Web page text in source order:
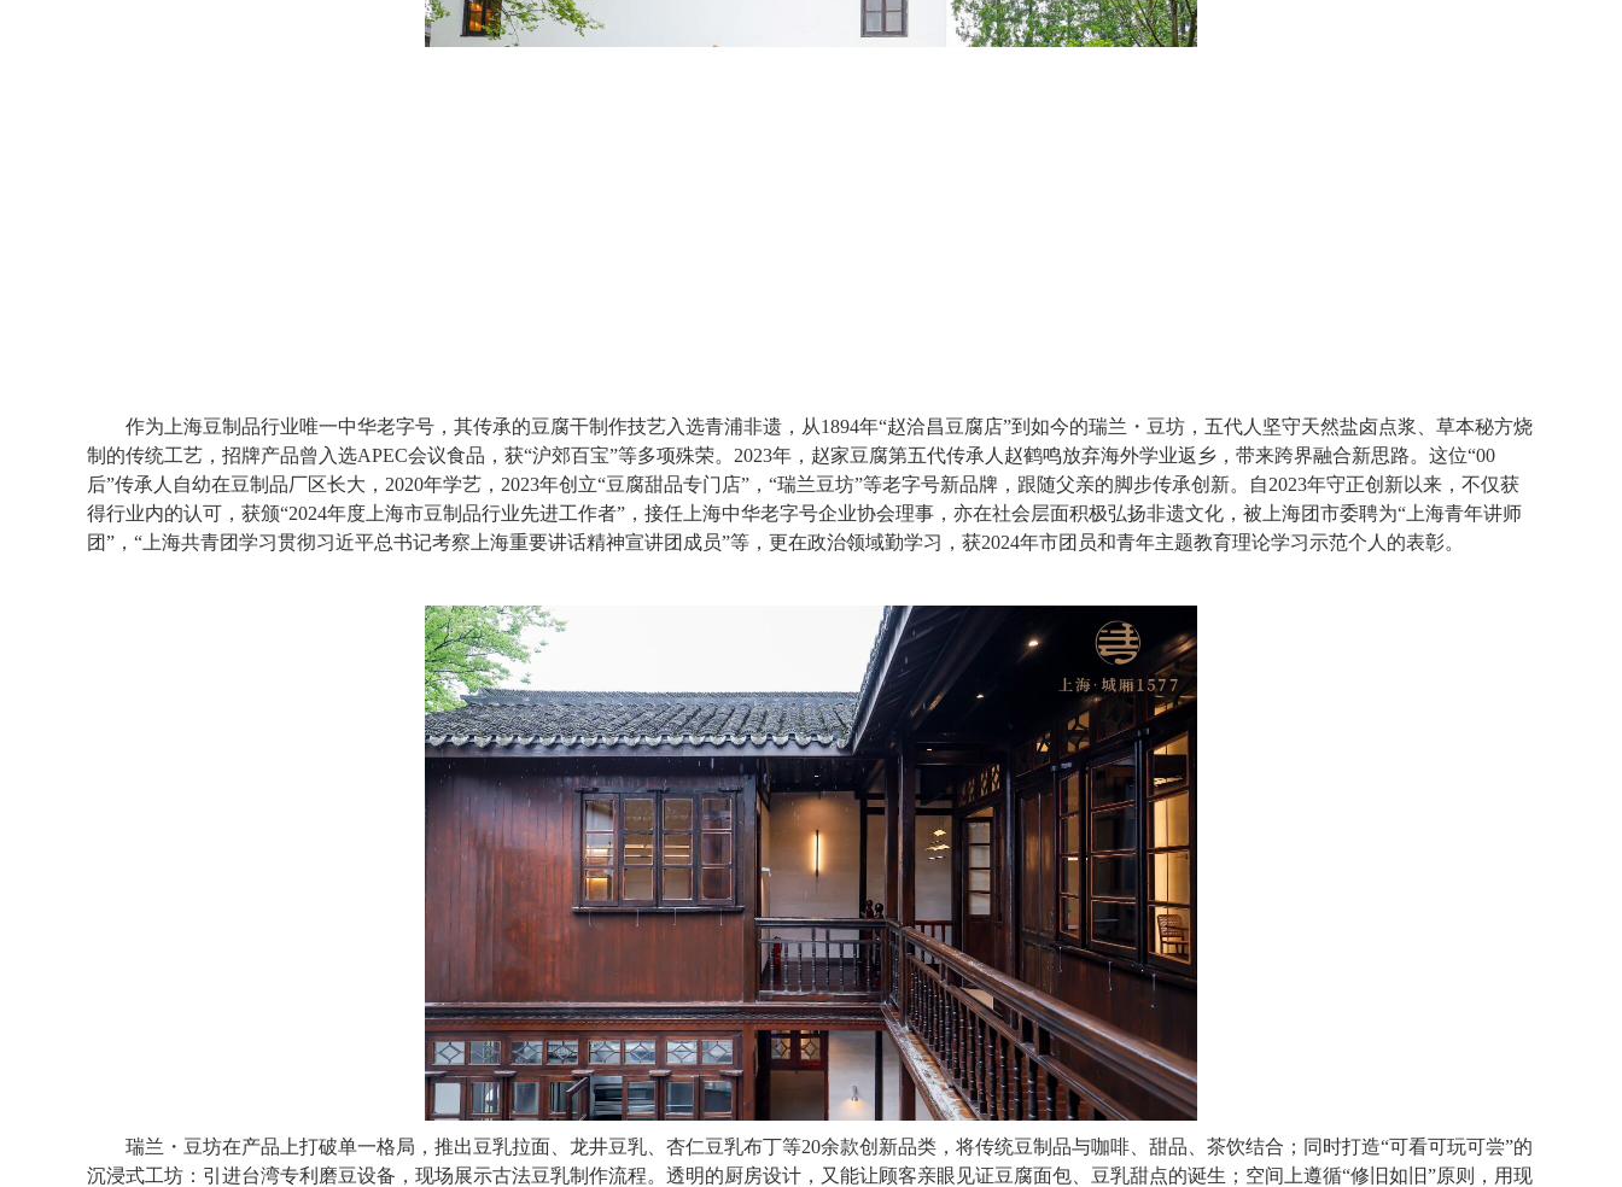
作为上海豆制品行业唯一中华老字号，其传承的豆腐干制作技艺入选青浦非遗，从1894年“赵洽昌豆腐店”到如今的瑞兰・豆坊，五代人坚守天然盐卤点浆、草本秘方烧
制的传统工艺，招牌产品曾入选APEC会议食品，获“沪郊百宝”等多项殊荣。2023年，赵家豆腐第五代传承人赵鹤鸣放弃海外学业返乡，带来跨界融合新思路。这位“00
后”传承人自幼在豆制品厂区长大，2020年学艺，2023年创立“豆腐甜品专门店”，“瑞兰豆坊”等老字号新品牌，跟随父亲的脚步传承创新。自2023年守正创新以来，不仅获
得行业内的认可，获颁“2024年度上海市豆制品行业先进工作者”，接任上海中华老字号企业协会理事，亦在社会层面积极弘扬非遗文化，被上海团市委聘为“上海青年讲师
团”，“上海共青团学习贯彻习近平总书记考察上海重要讲话精神宣讲团成员”等，更在政治领域勤学习，获2024年市团员和青年主题教育理论学习示范个人的表彰。
瑞兰・豆坊在产品上打破单一格局，推出豆乳拉面、龙井豆乳、杏仁豆乳布丁等20余款创新品类，将传统豆制品与咖啡、甜品、茶饮结合；同时打造“可看可玩可尝”的
沉浸式工坊：引进台湾专利磨豆设备，现场展示古法豆乳制作流程。透明的厨房设计，又能让顾客亲眼见证豆腐面包、豆乳甜点的诞生；空间上遵循“修旧如旧”原则，用现